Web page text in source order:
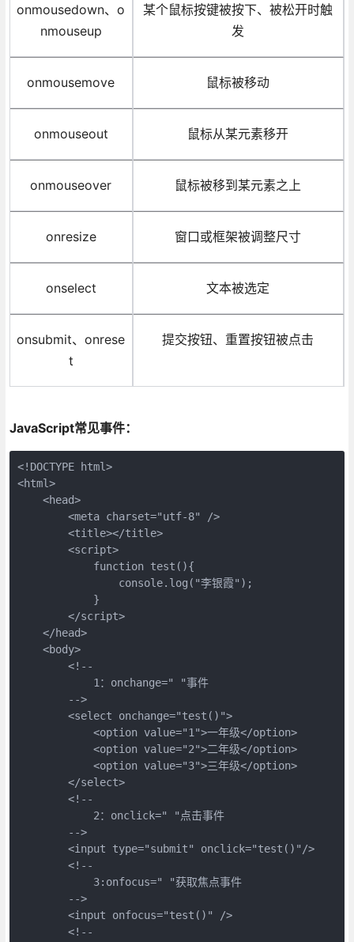
onmousedown、o
nmouseup
某个鼠标按键被按下、被松开时触
发
onmousemove 鼠标被移动
onmouseout 鼠标从某元素移开
onmouseover 鼠标被移到某元素之上
onresize 窗口或框架被调整尺寸
onselect 文本被选定
onsubmit、onrese
t
提交按钮、重置按钮被点击
JavaScript常见事件：
<!DOCTYPE html>
<html>
    <head>
        <meta charset="utf-8" />
        <title></title>
        <script>
            function test(){
                console.log("李银霞");
            }
        </script>
    </head>
    <body>
        <!--
            1：onchange=" "事件
        -->
        <select onchange="test()">
            <option value="1">一年级</option>
            <option value="2">二年级</option>
            <option value="3">三年级</option>
        </select>
        <!--
            2：onclick=" "点击事件
        -->
        <input type="submit" onclick="test()"/>
        <!--
            3:onfocus=" "获取焦点事件
        -->
        <input onfocus="test()" />
        <!--